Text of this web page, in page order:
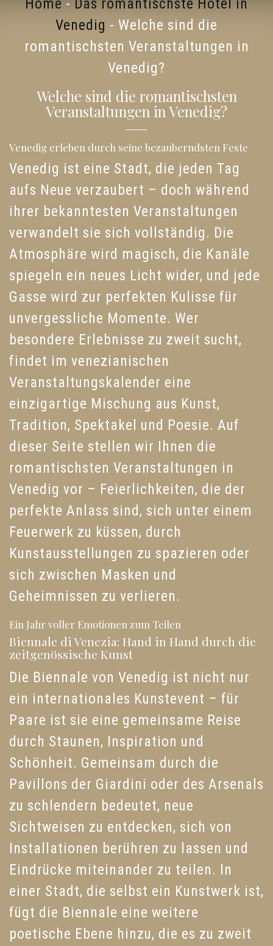
Home - Das romantischste Hotel in
Venedig - Welche sind die
romantischsten Veranstaltungen in
Venedig?
Welche sind die romantischsten
Veranstaltungen in Venedig?
Venedig erleben durch seine bezauberndsten Feste
Venedig ist eine Stadt, die jeden Tag
aufs Neue verzaubert – doch während
ihrer bekanntesten Veranstaltungen
verwandelt sie sich vollständig. Die
Atmosphäre wird magisch, die Kanäle
spiegeln ein neues Licht wider, und jede
Gasse wird zur perfekten Kulisse für
unvergessliche Momente. Wer
besondere Erlebnisse zu zweit sucht,
findet im venezianischen
Veranstaltungskalender eine
einzigartige Mischung aus Kunst,
Tradition, Spektakel und Poesie. Auf
dieser Seite stellen wir Ihnen die
romantischsten Veranstaltungen in
Venedig vor – Feierlichkeiten, die der
perfekte Anlass sind, sich unter einem
Feuerwerk zu küssen, durch
Kunstausstellungen zu spazieren oder
sich zwischen Masken und
Geheimnissen zu verlieren.
Ein Jahr voller Emotionen zum Teilen
Biennale di Venezia: Hand in Hand durch die
zeitgenössische Kunst
Die Biennale von Venedig ist nicht nur
ein internationales Kunstevent – für
Paare ist sie eine gemeinsame Reise
durch Staunen, Inspiration und
Schönheit. Gemeinsam durch die
Pavillons der Giardini oder des Arsenals
zu schlendern bedeutet, neue
Sichtweisen zu entdecken, sich von
Installationen berühren zu lassen und
Eindrücke miteinander zu teilen. In
einer Stadt, die selbst ein Kunstwerk ist,
fügt die Biennale eine weitere
poetische Ebene hinzu, die es zu zweit